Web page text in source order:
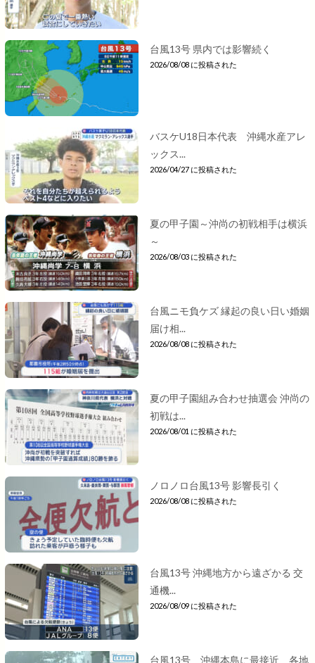
台風13号 県内では影響続く
2026/08/08 に投稿された
バスケU18日本代表 沖縄水産アレ
ックス...
2026/04/27 に投稿された
夏の甲子園～沖尚の初戦相手は横浜
～
2026/08/03 に投稿された
台風ニモ負ケズ 縁起の良い日い婚姻
届け相...
2026/08/08 に投稿された
夏の甲子園組み合わせ抽選会 沖尚の
初戦は...
2026/08/01 に投稿された
ノロノロ台風13号 影響長引く
2026/08/08 に投稿された
台風13号 沖縄地方から遠ざかる 交
通機...
2026/08/09 に投稿された
台風13号 沖縄本島に最接近 各地